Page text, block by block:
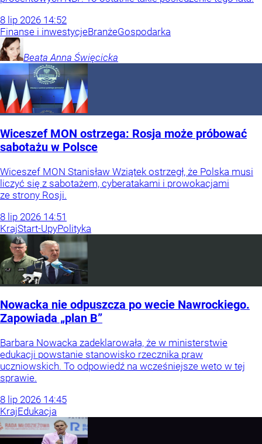
8 lip 2026 14:52
Finanse i inwestycjeBranżeGospodarka
Beata Anna Święcicka
Wiceszef MON ostrzega: Rosja może próbować
sabotażu w Polsce
Wiceszef MON Stanisław Wziątek ostrzegł, że Polska musi
liczyć się z sabotażem, cyberatakami i prowokacjami
ze strony Rosji.
8 lip 2026 14:51
KrajStart-UpyPolityka
Nowacka nie odpuszcza po wecie Nawrockiego.
Zapowiada „plan B”
Barbara Nowacka zadeklarowała, że w ministerstwie
edukacji powstanie stanowisko rzecznika praw
uczniowskich. To odpowiedź na wcześniejsze weto w tej
sprawie.
8 lip 2026 14:45
KrajEdukacja